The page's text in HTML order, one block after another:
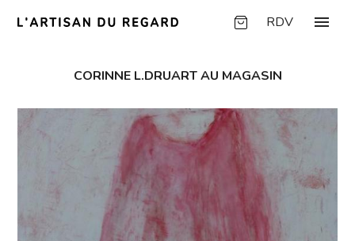
RDV menu
CORINNE L.DRUART AU MAGASIN